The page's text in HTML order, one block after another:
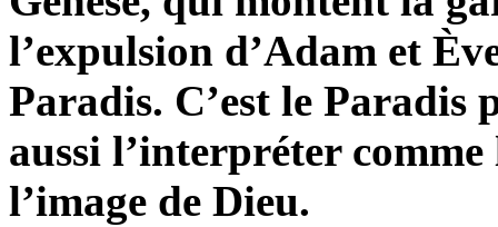
l’expulsion d’Adam et
Paradis. C’est le Paradis
aussi l’interpréter
l’image de Dieu.